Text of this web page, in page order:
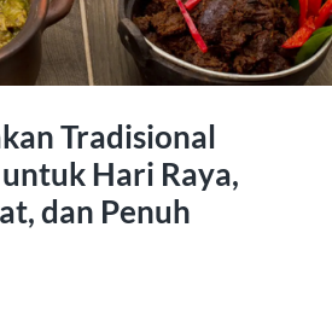
Tradisional
Hari Raya,
dan Penuh